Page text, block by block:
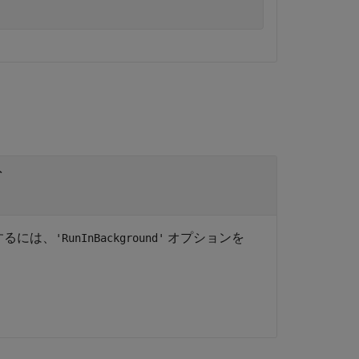
には、 'RunInBackground' オプションを